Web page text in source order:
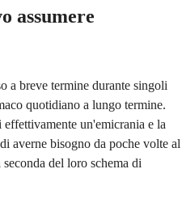
assumere
a breve termine durante singoli
quotidiano a lungo termine.
un'emicrania e la
averne bisogno da poche volte al
del loro schema di